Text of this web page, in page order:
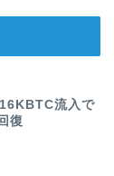
流入で
復